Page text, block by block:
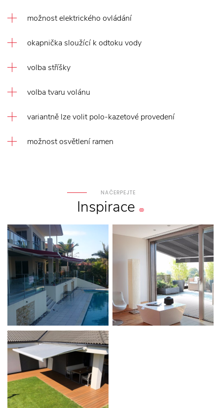
možnost elektrického ovládání
okapnička sloužící k odtoku vody
volba stříšky
volba tvaru volánu
variantně lze volit polo-kazetové provedení
možnost osvětlení ramen
NAČERPEJTE
Inspirace